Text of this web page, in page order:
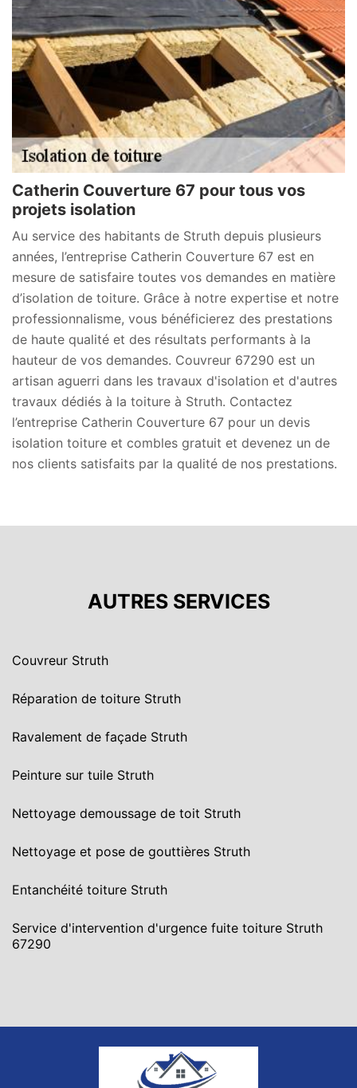
Catherin Couverture 67 pour tous vos
projets isolation
Au service des habitants de Struth depuis plusieurs
années, l’entreprise Catherin Couverture 67 est en
mesure de satisfaire toutes vos demandes en matière
d’isolation de toiture. Grâce à notre expertise et notre
professionnalisme, vous bénéficierez des prestations
de haute qualité et des résultats performants à la
hauteur de vos demandes. Couvreur 67290 est un
artisan aguerri dans les travaux d'isolation et d'autres
travaux dédiés à la toiture à Struth. Contactez
l’entreprise Catherin Couverture 67 pour un devis
isolation toiture et combles gratuit et devenez un de
nos clients satisfaits par la qualité de nos prestations.
AUTRES SERVICES
Couvreur Struth
Réparation de toiture Struth
Ravalement de façade Struth
Peinture sur tuile Struth
Nettoyage demoussage de toit Struth
Nettoyage et pose de gouttières Struth
Entanchéité toiture Struth
Service d'intervention d'urgence fuite toiture Struth
67290